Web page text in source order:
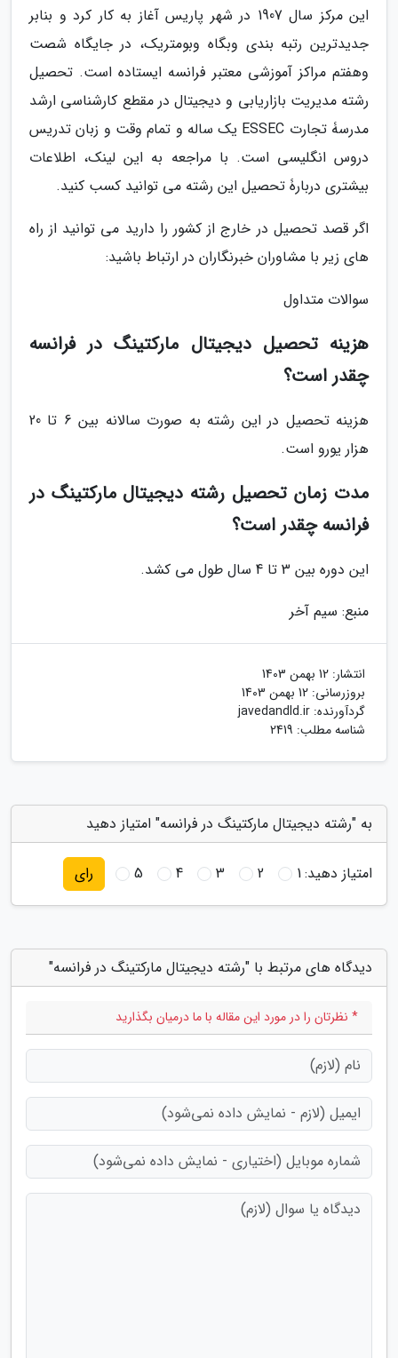
این مرکز سال 1907 در شهر پاریس آغاز به کار کرد و بنابر
جدیدترین رتبه بندی وبگاه وبومتریک، در جایگاه شصت
وهفتم مراکز آموزشی معتبر فرانسه ایستاده است. تحصیل
رشته مدیریت بازاریابی و دیجیتال در مقطع کارشناسی ارشد
مدرسۀ تجارت ESSEC یک ساله و تمام وقت و زبان تدریس
دروس انگلیسی است. با مراجعه به این لینک، اطلاعات
بیشتری دربارۀ تحصیل این رشته می توانید کسب کنید.
اگر قصد تحصیل در خارج از کشور را دارید می توانید از راه
های زیر با مشاوران خبرنگاران در ارتباط باشید:
سوالات متداول
هزینه تحصیل دیجیتال مارکتینگ در فرانسه
چقدر است؟
هزینه تحصیل در این رشته به صورت سالانه بین 6 تا 20
هزار یورو است.
مدت زمان تحصیل رشته دیجیتال مارکتینگ در
فرانسه چقدر است؟
این دوره بین 3 تا 4 سال طول می کشد.
منبع: سیم آخر
انتشار: 12 بهمن 1403
بروزرسانی: 12 بهمن 1403
گردآورنده: javedandld.ir
شناسه مطلب: 2419
به "رشته دیجیتال مارکتینگ در فرانسه" امتیاز دهید
امتیاز دهید:1
2
3
4
5 رای
دیدگاه های مرتبط با "رشته دیجیتال مارکتینگ در فرانسه"
* نظرتان را در مورد این مقاله با ما درمیان بگذارید